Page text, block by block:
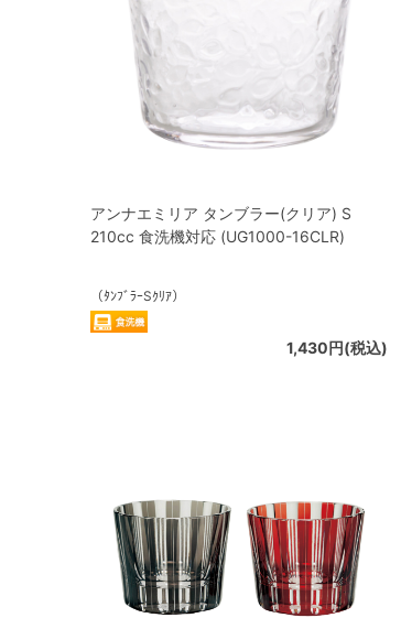
アンナエミリア タンブラー(クリア) S
210cc 食洗機対応 (UG1000-16CLR)
（ﾀﾝﾌﾞﾗｰSｸﾘｱ）
1,430円(税込)